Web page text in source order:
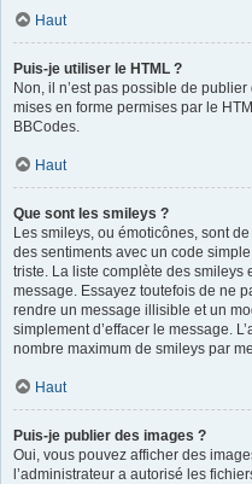
Haut
Puis-je utiliser le HTML ?
Non, il n’est pas possible de
mises en forme permises par le
BBCodes.
Haut
Que sont les smileys ?
Les smileys, ou émoticônes, sont
des sentiments avec un code
triste. La liste complète des smileys
message. Essayez toutefois de ne
rendre un message illisible et un
simplement d’effacer le message.
nombre maximum de smileys par
Haut
Puis-je publier des images ?
Oui, vous pouvez afficher des
l’administrateur a autorisé les